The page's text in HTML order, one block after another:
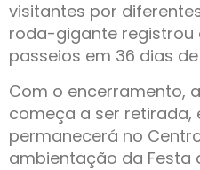
visitantes por
roda-gigante registrou
passeios em 36 dias
Com o encerramento,
começa a ser retirada,
permanecerá no
ambientação da Festa